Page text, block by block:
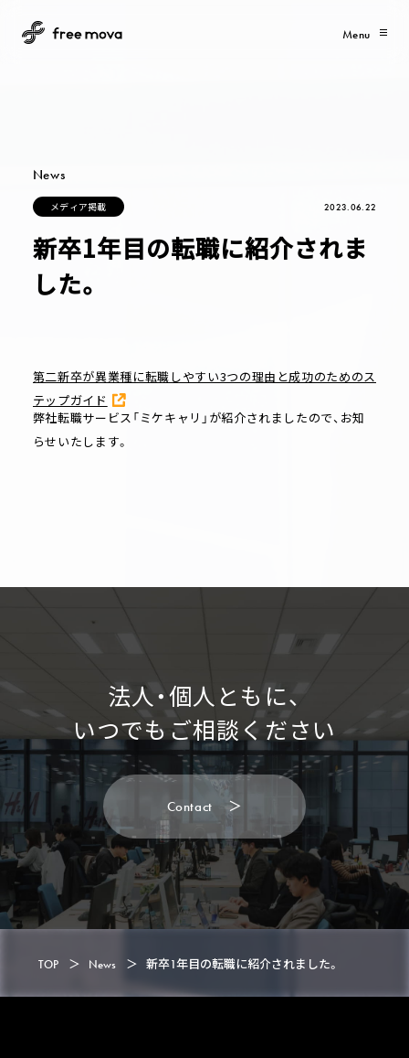
Menu
News
メディ ア掲載
メディア掲載
2023.06.22
新卒1年目の転職に紹介されま
した。
第二新卒が異業種に転職しやすい3つの理由と成功のためのス
テップガイド
弊社転職サービス「ミケキャリ」が紹介されましたので、お知
らせいたします。
法人・個人ともに、
いつでもご相談ください
Contact
C
＞
TOP ＞ News ＞ 新卒1年目の転職に紹介されました。